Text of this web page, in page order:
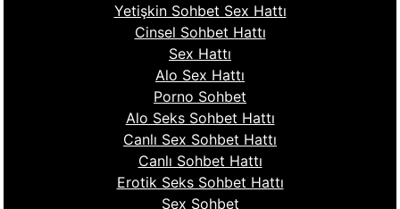
Yetişkin Sohbet Sex Hattı
Cinsel Sohbet Hattı
Sex Hattı
Alo Sex Hattı
Porno Sohbet
Alo Seks Sohbet Hattı
Canlı Sex Sohbet Hattı
Canlı Sohbet Hattı
Erotik Seks Sohbet Hattı
Sex Sohbet